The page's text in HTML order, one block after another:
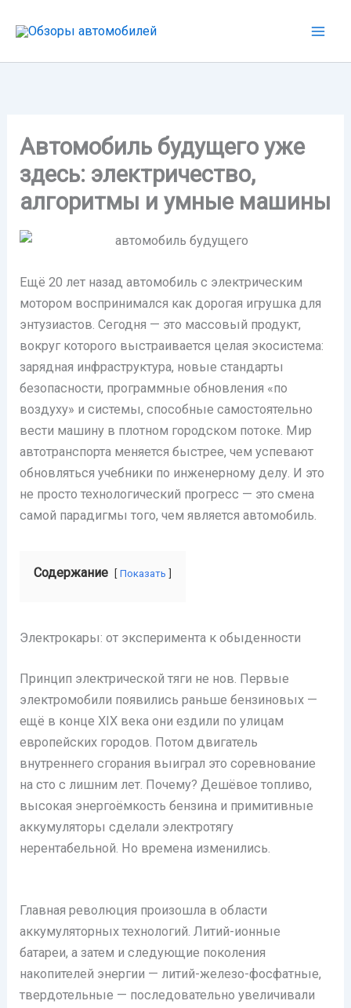
Автомобиль будущего уже
здесь: электричество,
алгоритмы и умные машины
Ещё 20 лет назад автомобиль с электрическим
мотором воспринимался как дорогая игрушка для
энтузиастов. Сегодня — это массовый продукт,
вокруг которого выстраивается целая экосистема:
зарядная инфраструктура, новые стандарты
безопасности, программные обновления «по
воздуху» и системы, способные самостоятельно
вести машину в плотном городском потоке. Мир
автотранспорта меняется быстрее, чем успевают
обновляться учебники по инженерному делу. И это
не просто технологический прогресс — это смена
самой парадигмы того, чем является автомобиль.
Содержание Показать
Электрокары: от эксперимента к обыденности
Принцип электрической тяги не нов. Первые
электромобили появились раньше бензиновых —
ещё в конце XIX века они ездили по улицам
европейских городов. Потом двигатель
внутреннего сгорания выиграл это соревнование
на сто с лишним лет. Почему? Дешёвое топливо,
высокая энергоёмкость бензина и примитивные
аккумуляторы сделали электротягу
нерентабельной. Но времена изменились.
Главная революция произошла в области
аккумуляторных технологий. Литий-ионные
батареи, а затем и следующие поколения
накопителей энергии — литий-железо-фосфатные,
твердотельные — последовательно увеличивали